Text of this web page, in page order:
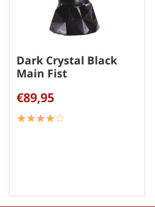
Dark Crystal Black
Main Fist
€89,95
☆☆☆☆☆
★★★★★